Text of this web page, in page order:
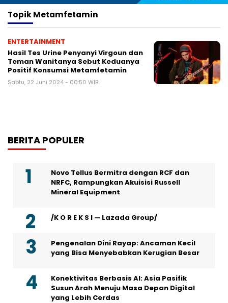
TopikMetamfetamin
ENTERTAINMENT
Hasil Tes Urine Penyanyi Virgoun dan
Teman Wanitanya Sebut Keduanya
Positif Konsumsi Metamfetamin
Sabtu, 22 Juni 2024 - 00:50 WIB
BERITA POPULER
Novo Tellus Bermitra dengan RCF dan
NRFC, Rampungkan Akuisisi Russell
Mineral Equipment
/K O R E K S I — Lazada Group/
Pengenalan Dini Rayap: Ancaman Kecil
yang Bisa Menyebabkan Kerugian Besar
Konektivitas Berbasis AI: Asia Pasifik
Susun Arah Menuju Masa Depan Digital
yang Lebih Cerdas